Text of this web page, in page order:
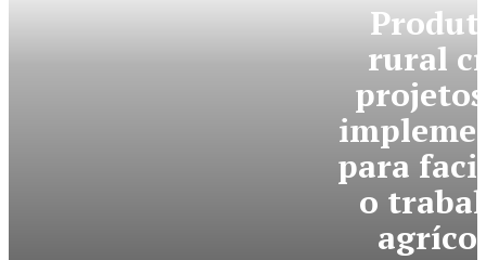
rural
para
o